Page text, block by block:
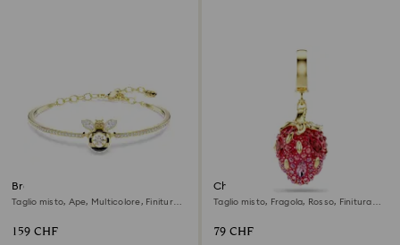
Bracciale rigido Idyllia
Taglio misto, Ape, Multicolore, Finitura
159 CHF
Charm Idyllia
Taglio misto, Fragola, Rosso, Finitura
79 CHF